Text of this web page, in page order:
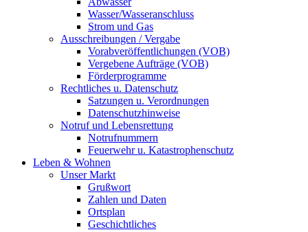
Wasser/Wasseranschluss
Strom und Gas
Ausschreibungen / Vergabe
Vorabveröffentlichungen (VOB)
Vergebene Aufträge (VOB)
Förderprogramme
Rechtliches u. Datenschutz
Satzungen u. Verordnungen
Datenschutzhinweise
Notruf und Lebensrettung
Notrufnummern
Feuerwehr u. Katastrophenschutz
Leben & Wohnen
Unser Markt
Grußwort
Zahlen und Daten
Ortsplan
Geschichtliches